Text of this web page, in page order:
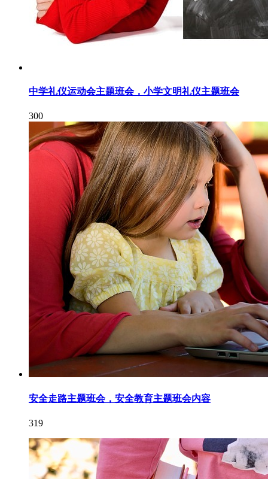
中学礼仪运动会主题班会，小学文明礼仪主题班会
300
安全走路主题班会，安全教育主题班会内容
319